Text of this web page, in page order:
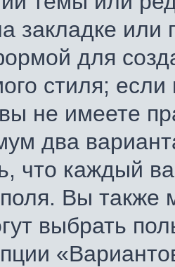
закладке
для
стиля;
не имеете
два
что каждый
поля. Вы также
выбрать